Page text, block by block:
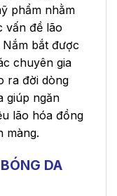
phẩm nhằm
vấn đề lão
bắt được
chuyên gia
ra đời dòng
giúp ngăn
lão hóa đồng
màng.
DA